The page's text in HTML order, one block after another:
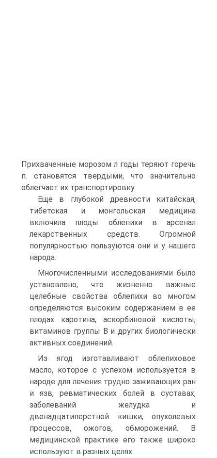
Прихваченные морозом л годы теряют горечь
п. становятся твердыми, что значительно
облегчает их транспортировку.
Еще в глубокой древности китайская,
тибетская и монгольская медицина
включила плоды облепихи в арсенал
лекарственных средств. Огромной
популярностью пользуются они и у нашего
народа.
Многочисленными исследованиями было
установлено, что жизненно важные
целебные свойства облепихи во многом
определяются высоким содержанием в ее
плодах каротина, аскорбиновой кислоты,
витаминов группы В и других биологически
активных соединений.
Из ягод изготавливают облепиховое
масло, которое с успехом используется в
народе для лечения трудно заживающих ран
и язв, ревматических болей в суставах,
заболеваний желудка и
двенадцатиперстной кишки, опухолевых
процессов, ожогов, обморожений. В
медицинской практике его также широко
используют в разных целях.